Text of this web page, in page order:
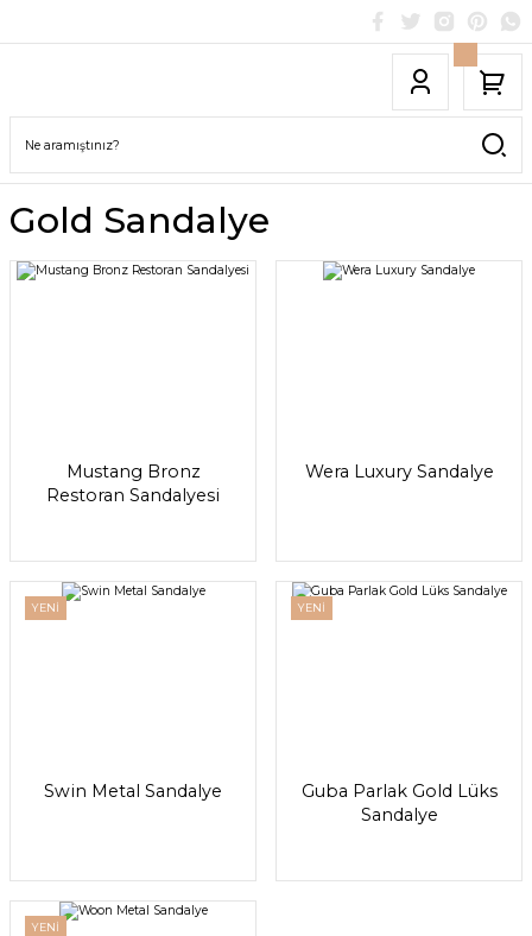
Gold Sandalye
Mustang Bronz
Restoran Sandalyesi
Wera Luxury Sandalye
YENİ
Swin Metal Sandalye
YENİ
Guba Parlak Gold Lüks
Sandalye
YENİ